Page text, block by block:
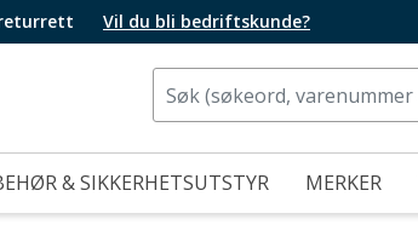
Vil du bli bedriftskunde?
& SIKKERHETSUTSTYR MERKER